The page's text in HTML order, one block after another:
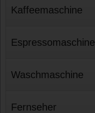
Kaffeemaschine
Espressomaschine
Waschmaschine
Fernseher